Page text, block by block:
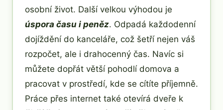
osobní život. Další velkou výhodou je
úspora času i peněz. Odpadá každodenní
dojíždění do kanceláře, což šetří nejen váš
rozpočet, ale i drahocenný čas. Navíc si
můžete dopřát větší pohodlí domova a
pracovat v prostředí, kde se cítíte příjemně.
Práce přes internet také otevírá dveře k